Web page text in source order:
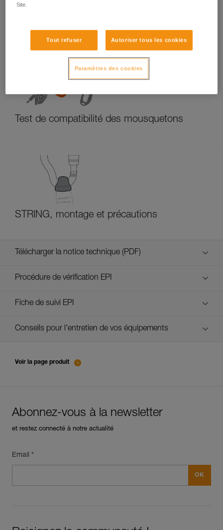
Test de compatibilité des mousquetons
STRING, montage et précautions
Télécharger la notice technique (PDF)
Technical Notice
Procédure de vérification EPI
verif EPI-CONNECTEURS-procedure-FR
Fiche de suivi EPI
verif EPI-suivi-connecteur-FR
Conseils pour l'entretien de vos équipements
Voir la page produit
Abonnez-vous à la newsletter
et restez connecté à notre actualité
Email *
Site.
Tout refuser Autoriser tous les cookies
Paramètres des cookies